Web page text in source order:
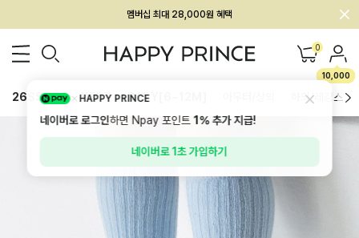
회원전용 아울렛, 가입하면 ~60% 할인!
멤버십 최대 28,000원 혜택 0
10,000
26SS 신상 BEST BABY[6~12M] 하의/레깅스
HAPPY PRINCE
네이버로 로그인하면 Npay 포인트1%추가 지급!
네이버로 1초 가입하기